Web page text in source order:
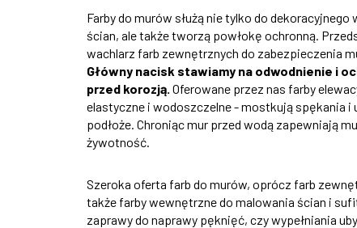
Farby do murów służą nie tylko do dekoracyjnego
ścian, ale także tworzą powłokę ochronną.
wachlarz farb zewnętrznych do zabezpieczenia
Główny nacisk stawiamy na odwodnienie i
przed korozją. Oferowane przez nas farby
elastyczne i wodoszczelne - mostkują spękania i
podłoże. Chroniąc mur przed wodą zapewniają
żywotność.
Szeroka oferta farb do murów, oprócz farb
także farby wewnętrzne do malowania ścian i
zaprawy do naprawy pęknięć, czy wypełniania